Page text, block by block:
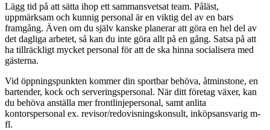
Lägg tid på att sätta ihop ett sammansvetsat team. Påläst,
uppmärksam och kunnig personal är en viktig del av en bars
framgång. Även om du själv kanske planerar att göra en hel del av
det dagliga arbetet, så kan du inte göra allt på en gång. Satsa på att
ha tillräckligt mycket personal för att de ska hinna socialisera med
gästerna.
Vid öppningspunkten kommer din sportbar behöva, åtminstone, en
bartender, kock och serveringspersonal. När ditt företag växer, kan
du behöva anställa mer frontlinjepersonal, samt anlita
kontorspersonal ex. revisor/redovisningskonsult, inköpsansvarig m-
fl.